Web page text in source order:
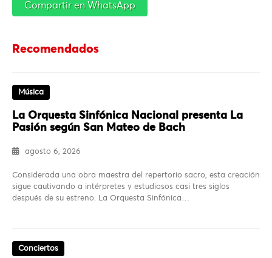
Compartir en WhatsApp
Recomendados
Música
La Orquesta Sinfónica Nacional presenta La
Pasión según San Mateo de Bach
agosto 6, 2026
Considerada una obra maestra del repertorio sacro, esta creación
sigue cautivando a intérpretes y estudiosos casi tres siglos
después de su estreno. La Orquesta Sinfónica…
Conciertos